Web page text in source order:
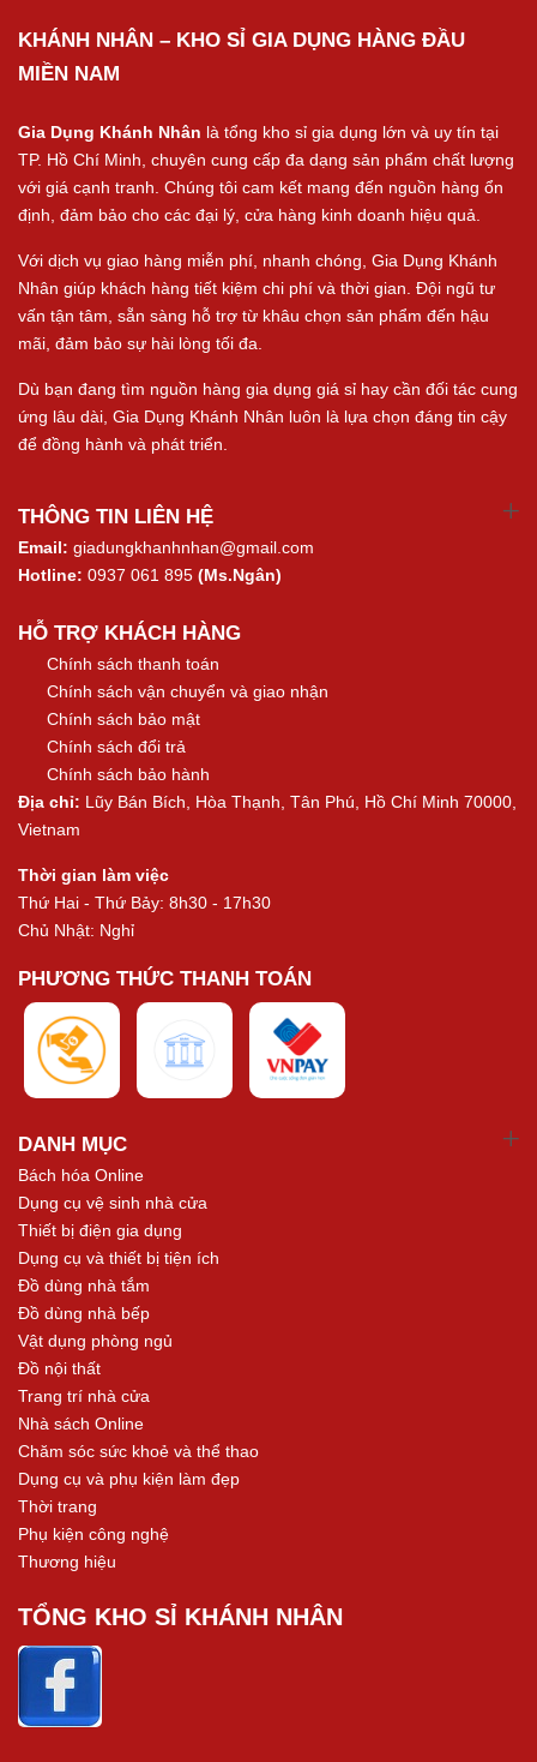
KHÁNH NHÂN – KHO SỈ GIA DỤNG HÀNG ĐẦU
MIỀN NAM
Gia Dụng Khánh Nhân là tổng kho sỉ gia dụng lớn và uy tín tại
TP. Hồ Chí Minh, chuyên cung cấp đa dạng sản phẩm chất lượng
với giá cạnh tranh. Chúng tôi cam kết mang đến nguồn hàng ổn
định, đảm bảo cho các đại lý, cửa hàng kinh doanh hiệu quả.
Với dịch vụ giao hàng miễn phí, nhanh chóng, Gia Dụng Khánh
Nhân giúp khách hàng tiết kiệm chi phí và thời gian. Đội ngũ tư
vấn tận tâm, sẵn sàng hỗ trợ từ khâu chọn sản phẩm đến hậu
mãi, đảm bảo sự hài lòng tối đa.
Dù bạn đang tìm nguồn hàng gia dụng giá sỉ hay cần đối tác cung
ứng lâu dài, Gia Dụng Khánh Nhân luôn là lựa chọn đáng tin cậy
để đồng hành và phát triển.
THÔNG TIN LIÊN HỆ
Email: giadungkhanhnhan@gmail.com
Hotline: 0937 061 895 (Ms.Ngân)
HỖ TRỢ KHÁCH HÀNG
Chính sách thanh toán
Chính sách vận chuyển và giao nhận
Chính sách bảo mật
Chính sách đổi trả
Chính sách bảo hành
Địa chỉ: Lũy Bán Bích, Hòa Thạnh, Tân Phú, Hồ Chí Minh 70000,
Vietnam
Thời gian làm việc
Thứ Hai - Thứ Bảy: 8h30 - 17h30
Chủ Nhật: Nghỉ
PHƯƠNG THỨC THANH TOÁN
DANH MỤC
Bách hóa Online
Dụng cụ vệ sinh nhà cửa
Thiết bị điện gia dụng
Dụng cụ và thiết bị tiện ích
Đồ dùng nhà tắm
Đồ dùng nhà bếp
Vật dụng phòng ngủ
Đồ nội thất
Trang trí nhà cửa
Nhà sách Online
Chăm sóc sức khoẻ và thể thao
Dụng cụ và phụ kiện làm đẹp
Thời trang
Phụ kiện công nghệ
Thương hiệu
TỔNG KHO SỈ KHÁNH NHÂN